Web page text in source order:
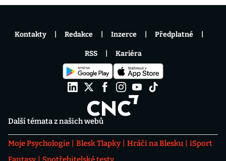
Další témata z našich webů
Moje Psychologie Blesk Tlapky Hráči na Blesku
iSport
Kontakty Redakce Inzerce Předplatné
RSS Kariéra